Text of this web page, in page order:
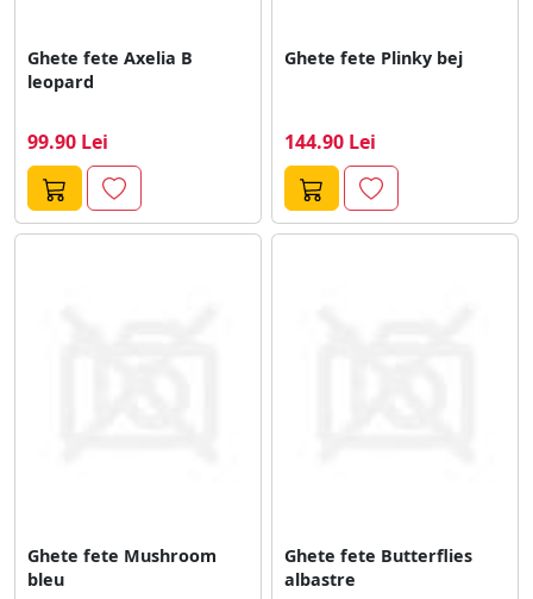
Ghete fete Axelia B
leopard
99.90 Lei
Ghete fete Plinky bej
144.90 Lei
Ghete fete Mushroom
bleu
Ghete fete Butterflies
albastre